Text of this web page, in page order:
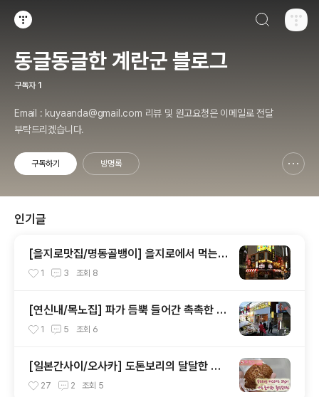
동글동글한 계란군 블로그
구독자 1
Email : kuyaanda@gmail.com 리뷰 및 원고요청은 이메일로 전달
부탁드리겠습니다.
구독하기 방명록
인기글
[을지로맛집/명동골뱅이] 을지로에서 먹는
파가 듬뿍~! 들어있는 골뱅이무침
1 3 조회 8
[연신내/목노집] 파가 듬뿍 들어간 촉촉한 돼
지보쌈
1 5 조회 6
[일본간사이/오사카] 도톤보리의 달달한 유
혹~! 홉 슈크림 ほっぷしゅうくりーむ
27 2 조회 5